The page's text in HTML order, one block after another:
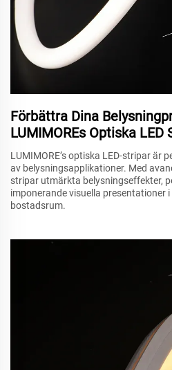
Förbättra Dina
LUMIMOREs Optiska LED
LUMIMORE’s optiska LED-stripar är
av belysningsapplikationer. Med
stripar utmärkta belysningseffekter,
imponerande visuella presentationer
bostadsrum.